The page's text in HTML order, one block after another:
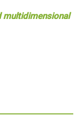
multidimensional